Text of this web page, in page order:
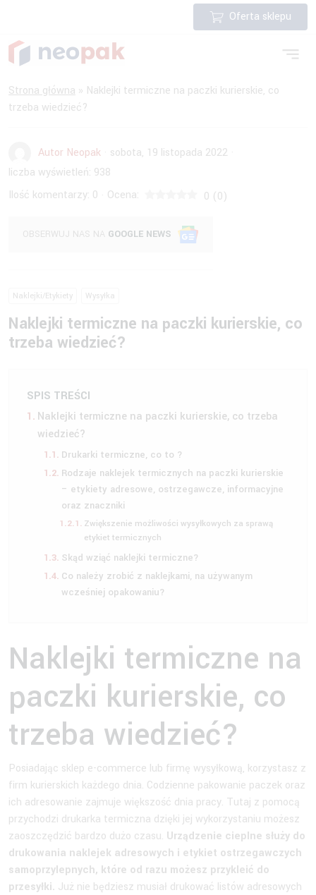
Oferta sklepu
Strona główna » Naklejki termiczne na paczki kurierskie, co
trzeba wiedzieć?
Autor Neopak · sobota, 19 listopada 2022 ·
liczba wyświetleń: 938
Ilość komentarzy: 0 · Ocena: 0 (0)
OBSERWUJ NAS NA GOOGLE NEWS
Naklejki/Etykiety Wysyłka
Naklejki termiczne na paczki kurierskie, co
trzeba wiedzieć?
SPIS TREŚCI
Naklejki termiczne na paczki kurierskie, co trzeba
wiedzieć?
Drukarki termiczne, co to ?
Rodzaje naklejek termicznych na paczki kurierskie
– etykiety adresowe, ostrzegawcze, informacyjne
oraz znaczniki
Zwiększenie możliwości wysyłkowych za sprawą
etykiet termicznych
Skąd wziąć naklejki termiczne?
Co należy zrobić z naklejkami, na używanym
wcześniej opakowaniu?
Naklejki termiczne na
paczki kurierskie, co
trzeba wiedzieć?
Posiadając sklep e-commerce lub firmę wysyłkową, korzystasz z
firm kurierskich każdego dnia. Codzienne pakowanie paczek oraz
ich adresowanie zajmuje większość dnia pracy. Tutaj z pomocą
przychodzi drukarka termiczna dzięki jej wykorzystaniu możesz
zaoszczędzić bardzo dużo czasu. Urządzenie cieplne służy do
drukowania naklejek adresowych i etykiet ostrzegawczych
samoprzylepnych, które od razu możesz przykleić do
przesyłki. Już nie będziesz musiał drukować listów adresowych